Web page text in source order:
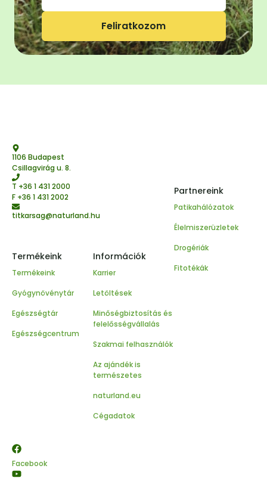
Feliratkozom
1106 Budapest
Csillagvirág u. 8.
T +36 1 431 2000
F +36 1 431 2002
titkarsag@naturland.hu
Facebook
Termékeink
Termékeink
Gyógynövénytár
Egészségtár
Egészségcentrum
Információk
Karrier
Letöltések
Minőségbiztosítás és
felelősségvállalás
Szakmai felhasználók
Az ajándék is
természetes
naturland.eu
Cégadatok
Partnereink
Patikahálózatok
Élelmiszerüzletek
Drogériák
Fitotékák